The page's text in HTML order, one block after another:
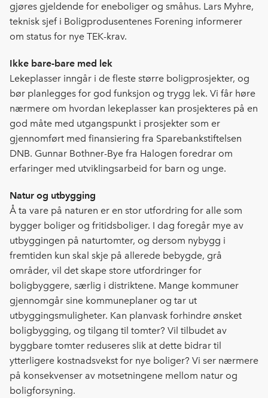
gjøres gjeldende for eneboliger og småhus. Lars Myhre,
teknisk sjef i Boligprodusentenes Forening informerer
om status for nye TEK-krav.
Ikke bare-bare med lek
Lekeplasser inngår i de fleste større boligprosjekter, og
bør planlegges for god funksjon og trygg lek. Vi får høre
nærmere om hvordan lekeplasser kan prosjekteres på en
god måte med utgangspunkt i prosjekter som er
gjennomført med finansiering fra Sparebankstiftelsen
DNB. Gunnar Bothner-Bye fra Halogen foredrar om
erfaringer med utviklingsarbeid for barn og unge.
Natur og utbygging
Å ta vare på naturen er en stor utfordring for alle som
bygger boliger og fritidsboliger. I dag foregår mye av
utbyggingen på naturtomter, og dersom nybygg i
fremtiden kun skal skje på allerede bebygde, grå
områder, vil det skape store utfordringer for
boligbyggere, særlig i distriktene. Mange kommuner
gjennomgår sine kommuneplaner og tar ut
utbyggingsmuligheter. Kan planvask forhindre ønsket
boligbygging, og tilgang til tomter? Vil tilbudet av
byggbare tomter reduseres slik at dette bidrar til
ytterligere kostnadsvekst for nye boliger? Vi ser nærmere
på konsekvenser av motsetningene mellom natur og
boligforsyning.